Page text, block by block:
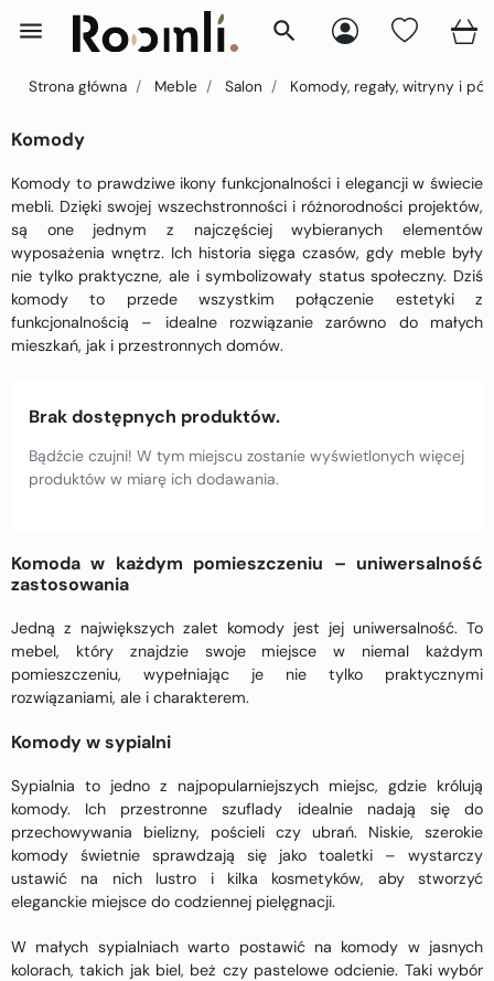
menu search
Strona główna Meble Salon Komody, regały, witryny i
Komody
Komody to prawdziwe ikony funkcjonalności i elegancji w świecie
mebli. Dzięki swojej wszechstronności i różnorodności projektów,
są one jednym z najczęściej wybieranych elementów
wyposażenia wnętrz. Ich historia sięga czasów, gdy meble były
nie tylko praktyczne, ale i symbolizowały status społeczny. Dziś
komody to przede wszystkim połączenie estetyki z
funkcjonalnością – idealne rozwiązanie zarówno do małych
mieszkań, jak i przestronnych domów.
Brak dostępnych produktów.
Bądźcie czujni! W tym miejscu zostanie wyświetlonych więcej
produktów w miarę ich dodawania.
Komoda w każdym pomieszczeniu – uniwersalność
zastosowania
Jedną z największych zalet komody jest jej uniwersalność. To
mebel, który znajdzie swoje miejsce w niemal każdym
pomieszczeniu, wypełniając je nie tylko praktycznymi
rozwiązaniami, ale i charakterem.
Komody w sypialni
Sypialnia to jedno z najpopularniejszych miejsc, gdzie królują
komody. Ich przestronne szuflady idealnie nadają się do
przechowywania bielizny, pościeli czy ubrań. Niskie, szerokie
komody świetnie sprawdzają się jako toaletki – wystarczy
ustawić na nich lustro i kilka kosmetyków, aby stworzyć
eleganckie miejsce do codziennej pielęgnacji.
W małych sypialniach warto postawić na komody w jasnych
kolorach, takich jak biel, beż czy pastelowe odcienie. Taki wybór